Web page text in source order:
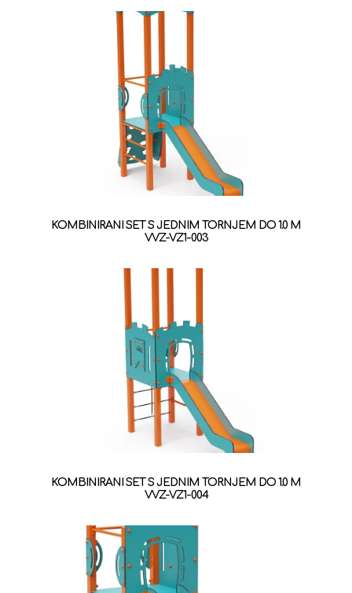
KOMBINIRANI SET S JEDNIM TORNJEM DO 1.0 M
VVZ-VZ1-003
KOMBINIRANI SET S JEDNIM TORNJEM DO 1.0 M
VVZ-VZ1-004